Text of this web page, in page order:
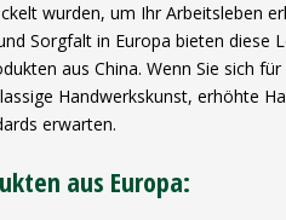
wurden, um Ihr Arbeitsleben
Sorgfalt in Europa bieten diese
aus China. Wenn Sie sich
Handwerkskunst, erhöhte
erwarten.
aus Europa: